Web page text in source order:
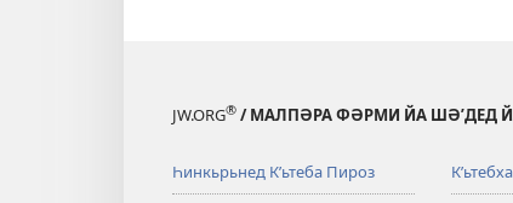
JW.ORG® / МАЛПӘРА ФӘРМИ ЙА ШӘʹДЕД
Һинкьрьнед Кʹьтеба Пироз